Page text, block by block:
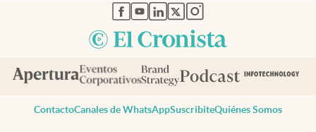
abre en nueva pestaña
abre en nueva pestaña
abre en nueva pestaña
abre en nueva pestaña
abre en nueva pestaña
ContactoCanales de WhatsAppSuscribiteQuiénes Somos